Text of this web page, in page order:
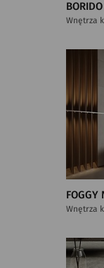
BORIDO
Wnętrza
FOGGY
Wnętrza